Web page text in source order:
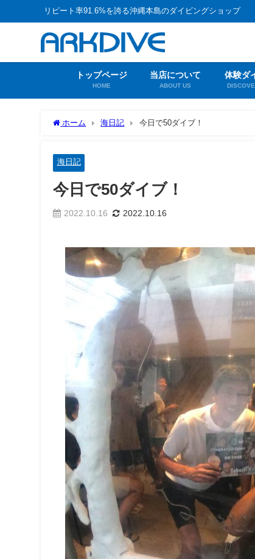
リピート率91.6%を誇る沖縄本島のダイビングショップ
トップページ
HOME
当店について
ABOUT US
体験ダ
ホーム 海日記 今日で50ダイブ！
海日記
今日で50ダイブ！
2022.10.16 2022.10.16